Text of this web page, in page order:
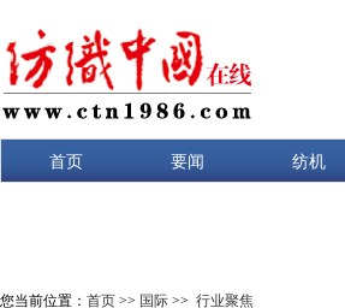
首页 要闻 纺机
您当前位置： 首页 >> 国际 >> 行业聚焦